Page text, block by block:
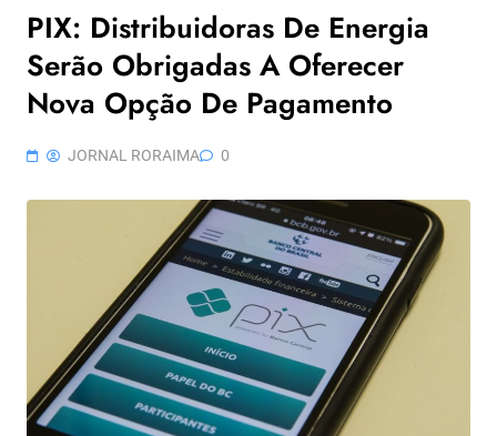
PIX: Distribuidoras De Energia
Serão Obrigadas A Oferecer
Nova Opção De Pagamento
JORNAL RORAIMA 0